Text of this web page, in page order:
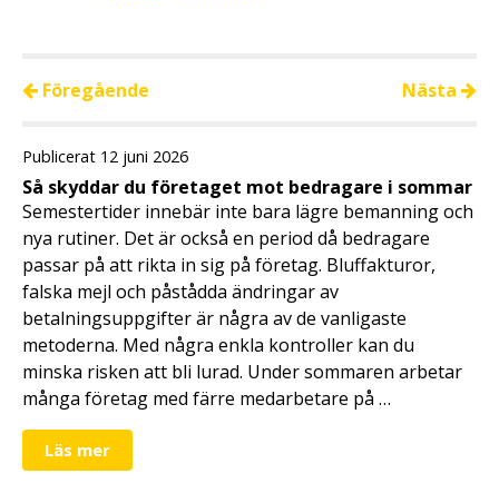
Föregående Nästa
Publicerat 12 juni 2026
Så skyddar du företaget mot bedragare i sommar
Semestertider innebär inte bara lägre bemanning och
nya rutiner. Det är också en period då bedragare
passar på att rikta in sig på företag. Bluffakturor,
falska mejl och påstådda ändringar av
betalningsuppgifter är några av de vanligaste
metoderna. Med några enkla kontroller kan du
minska risken att bli lurad. Under sommaren arbetar
många företag med färre medarbetare på …
Läs mer